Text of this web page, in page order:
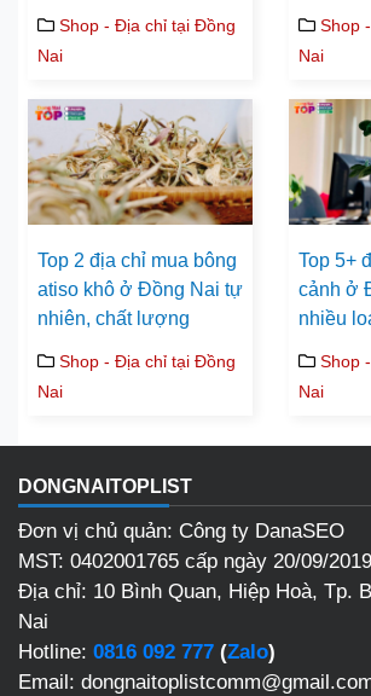
Shop - Địa chỉ tại Đồng
Nai
Shop
Nai
Top 2 địa chỉ mua bông
atiso khô ở Đồng Nai tự
nhiên, chất lượng
Shop - Địa chỉ tại Đồng
Nai
Top 5+
cảnh ở
nhiều
Shop
Nai
DONGNAITOPLIST
Đơn vị chủ quản: Công ty DanaSEO
MST: 0402001765 cấp ngày 20/09/2019
Địa chỉ: 10 Bình Quan, Hiệp Hoà, Tp.
Nai
Hotline: 0816 092 777 (Zalo)
Email: